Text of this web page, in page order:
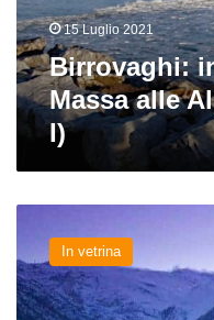
Apuane
(parte
I)
15 Luglio 2021
Birrovaghi:
Massa alle
I)
in
Valle
d’Aosta
In vetrina